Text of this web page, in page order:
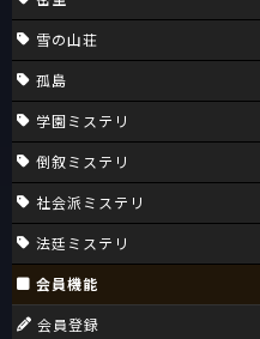
雪の山荘
孤島
学園ミステリ
倒叙ミステリ
社会派ミステリ
法廷ミステリ
会員機能
会員登録